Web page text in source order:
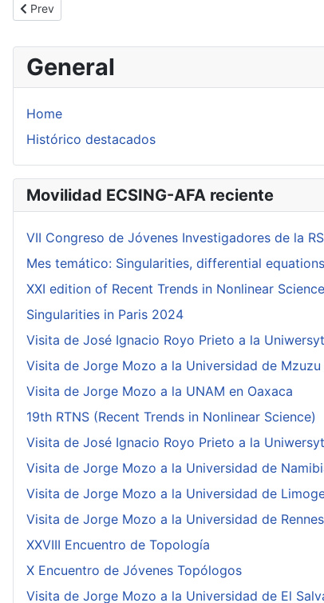
General
Home
Histórico destacados
Movilidad ECSING-AFA reciente
VII Congreso de Jóvenes Investigadores de la
Mes temático: Singularities, differential
XXI edition of Recent Trends in Nonlinear Science
Singularities in Paris 2024
Visita de José Ignacio Royo Prieto a la
Visita de Jorge Mozo a la Universidad de
Visita de Jorge Mozo a la UNAM en Oaxaca
19th RTNS (Recent Trends in Nonlinear Science)
Visita de José Ignacio Royo Prieto a la
Visita de Jorge Mozo a la Universidad de
Visita de Jorge Mozo a la Universidad de
Visita de Jorge Mozo a la Universidad de
XXVIII Encuentro de Topología
X Encuentro de Jóvenes Topólogos
Visita de Jorge Mozo a la Universidad de El
Previous article: International Conference on Ergodic
Prev